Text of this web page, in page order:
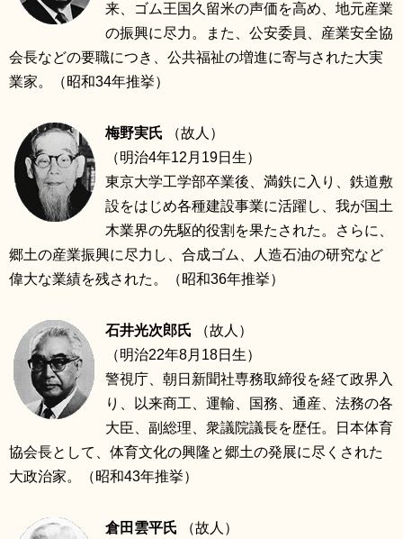
来、ゴム王国久留米の声価を高め、地元産業
の振興に尽力。また、公安委員、産業安全協
会長などの要職につき、公共福祉の増進に寄与された大実
業家。（昭和34年推挙）
梅野実氏
（故人）
（明治4年12月19日生）
東京大学工学部卒業後、満鉄に入り、鉄道敷
設をはじめ各種建設事業に活躍し、我が国土
木業界の先駆的役割を果たされた。さらに、
郷土の産業振興に尽力し、合成ゴム、人造石油の研究など
偉大な業績を残された。（昭和36年推挙）
石井光次郎氏
（故人）
（明治22年8月18日生）
警視庁、朝日新聞社専務取締役を経て政界入
り、以来商工、運輸、国務、通産、法務の各
大臣、副総理、衆議院議長を歴任。日本体育
協会長として、体育文化の興隆と郷土の発展に尽くされた
大政治家。（昭和43年推挙）
倉田雲平氏
（故人）